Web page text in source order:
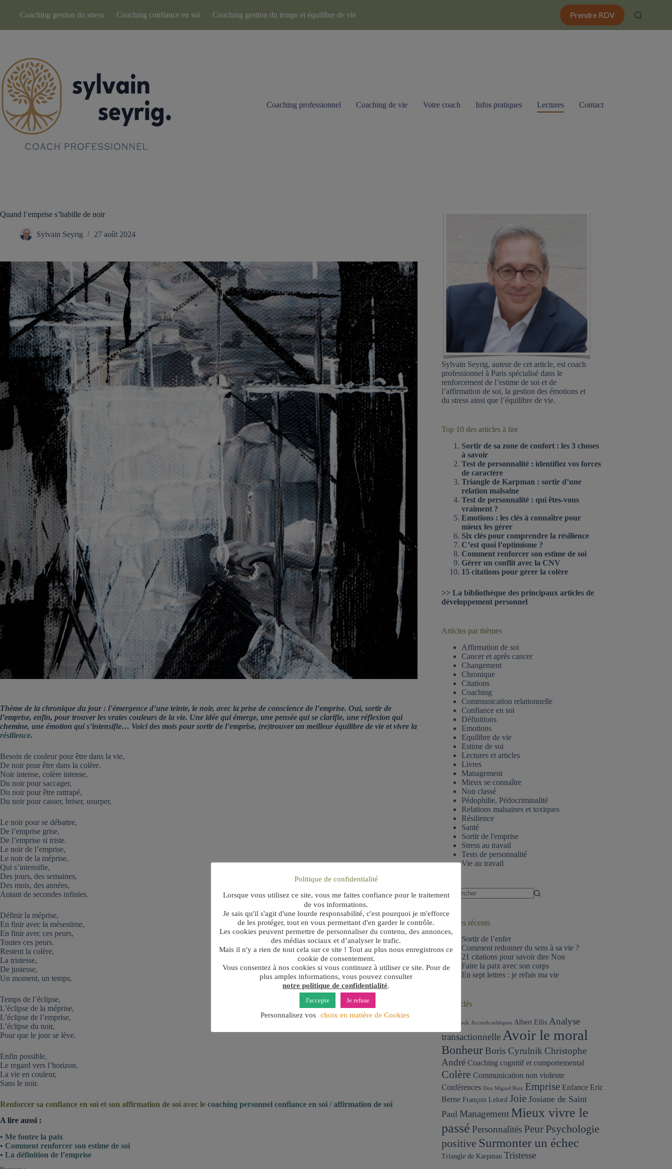
Coaching gestion du stress Coaching confiance en soi Coaching gestion du temps et équilibre de vie Prendre RDV
Coaching professionnel Coaching de vie Votre coach Infos pratiques Lectures Contact
Quand l’emprise s’habille de noir
Sylvain Seyrig 27 août 2024
Thème de la chronique du jour : l’émergence d’une teinte, le noir, avec la prise de conscience de l’emprise. Oui, sortir de
l’emprise, enfin, pour trouver les vraies couleurs de la vie. Une idée qui émerge, une pensée qui se clarifie, une réflexion qui
chemine, une émotion qui s’intensifie… Voici des mots pour sortir de l’emprise, (re)trouver un meilleur équilibre de vie et vivre la
résilience.
Besoin de couleur pour être dans la vie,
De noir pour être dans la colère.
Noir intense, colère intense,
Du noir pour saccager,
Du noir pour être rattrapé,
Du noir pour casser, briser, usurper,
Le noir pour se débattre,
De l’emprise grise,
De l’emprise si triste.
Le noir de l’emprise,
Le noir de la méprise,
Qui s’intensifie,
Des jours, des semaines,
Des mois, des années,
Autant de secondes infinies.
Définir la méprise,
En finir avec la mésestime,
En finir avec ces peurs,
Toutes ces peurs.
Restent la colère,
La tristesse,
De justesse,
Un moment, un temps.
Temps de l’éclipse,
L’éclipse de la méprise,
L’éclipse de l’emprise,
L’éclipse du noir,
Pour que le jour se lève.
Enfin possible,
Le regard vers l’horizon.
La vie en couleur,
Sans le noir.
Renforcer sa confiance en soi et son affirmation de soi avec le coaching personnel confiance en soi / affirmation de soi
A lire aussi :
• Me foutre la paix
• Comment renforcer son estime de soi
• La définition de l’emprise
Sylvain Seyrig, auteur de cet article, est coach
professionnel à Paris spécialisé dans le
renforcement de l’estime de soi et de
l’affirmation de soi, la gestion des émotions et
du stress ainsi que l’équilibre de vie.
Top 10 des articles à lire
Sortir de sa zone de confort : les 3 choses
à savoir
Test de personnalité : identifiez vos forces
de caractère
Triangle de Karpman : sortir d’une
relation malsaine
Test de personnalité : qui êtes-vous
vraiment ?
Emotions : les clés à connaître pour
mieux les gérer
Six clés pour comprendre la résilience
C’est quoi l’optimisme ?
Comment renforcer son estime de soi
Gérer un conflit avec la CNV
15 citations pour gérer la colère
>>La bibliothèque des principaux articles de
développement personnel
Articles par thèmes
Affirmation de soi
Cancer et après cancer
Changement
Chronique
Citations
Coaching
Communication relationnelle
Confiance en soi
Définitions
Emotions
Equilibre de vie
Estime de soi
Lectures et articles
Livres
Management
Mieux se connaître
Non classé
Pédophilie, Pédocriminalité
Relations malsaines et toxiques
Résilience
Santé
Sortir de l'emprise
Stress au travail
Tests de personnalité
Vie au travail
résultat
Articles récents
Sortir de l’enfer
Comment redonner du sens à sa vie ?
21 citations pour savoir dire Non
Faire la paix avec son corps
En sept lettres : je refais ma vie
Mots-clés
Aaron Beck Accords toltèques Albert Ellis Analyse
transactionnelle Avoir le moral
BonheurBoris Cyrulnik Christophe
André Coaching cognitif et comportemental
Colère Communication non violente
Conférences Don Miguel Ruiz Emprise Enfance Eric
Berne François Lelord Joie Josiane de Saint
Paul Management Mieux vivre le
passé Personnalités Peur Psychologie
positive Surmonter un échec
Triangle de Karpman Tristesse
Politique de confidentialité
Lorsque vous utilisez ce site, vous me faites confiance pour le traitement
de vos informations.
Je sais qu'il s'agit d'une lourde responsabilité, c'est pourquoi je m'efforce
de les protéger, tout en vous permettant d'en garder le contrôle.
Les cookies peuvent permettre de personnaliser du contenu, des annonces,
des médias sociaux et d’analyser le trafic.
Mais il n'y a rien de tout cela sur ce site ! Tout au plus nous enregistrons ce
cookie de consentement.
Vous consentez à nos cookies si vous continuez à utiliser ce site. Pour de
plus amples informations, vous pouvez consulter
notre politique de confidentialité.
J'accepte Je refuse
Personnalisez vos choix en matière de Cookies